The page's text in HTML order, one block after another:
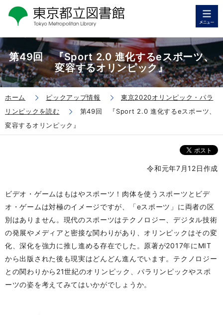
第49回 『Sport 2.0 進化するeスポーツ、
変容するオリンピック』
ホーム ピックアップ情報
東京2020オリンピック・パラ
リンピックを読む
第49回 『Sport 2.0 進化するeスポーツ、
変容するオリンピック』
令和元年7月12日作成
ビデオ・ゲームはもはやスポーツ！肉体を使うスポーツとビデ
オ・ゲームは対極のイメージですが、「eスポーツ 」に両者の区
別はありません。現代のスポーツはテクノロジー、デジタル技術
の発展やメディアと密接な関わりがあり、オリンピックはその変
化、深化を強力に推し進める存在でした。原著が2017年にMIT
から出版された後も現実はどんどん進んでいます。テクノロジー
との関わりから21世紀のオリンピック 、パラリンピックやスポ
ーツの姿を考えてみてはいかがでしょうか。